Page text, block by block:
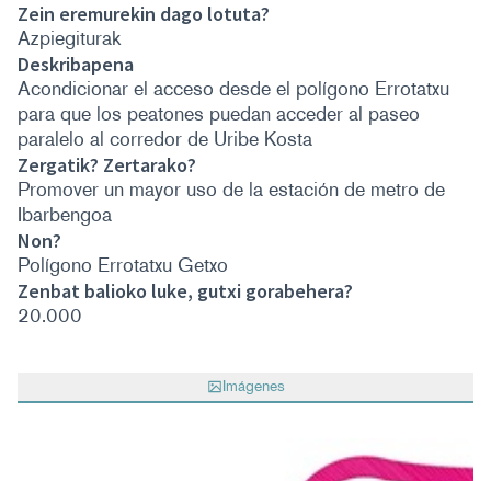
Zein eremurekin dago lotuta?
Azpiegiturak
Deskribapena
Acondicionar el acceso desde el polígono Errotatxu
para que los peatones puedan acceder al paseo
paralelo al corredor de Uribe Kosta
Zergatik? Zertarako?
Promover un mayor uso de la estación de metro de
Ibarbengoa
Non?
Polígono Errotatxu Getxo
Zenbat balioko luke, gutxi gorabehera?
20.000
Imágenes